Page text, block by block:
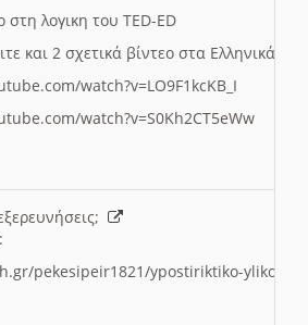
στη λογικη του TED-ED
και 2 σχετικά βίντεο στα Ελληνικά:
watch?v=LO9F1kcKB_I
watch?v=S0Kh2CT5eWw
pekesipeir1821/ypostiriktiko-yliko/